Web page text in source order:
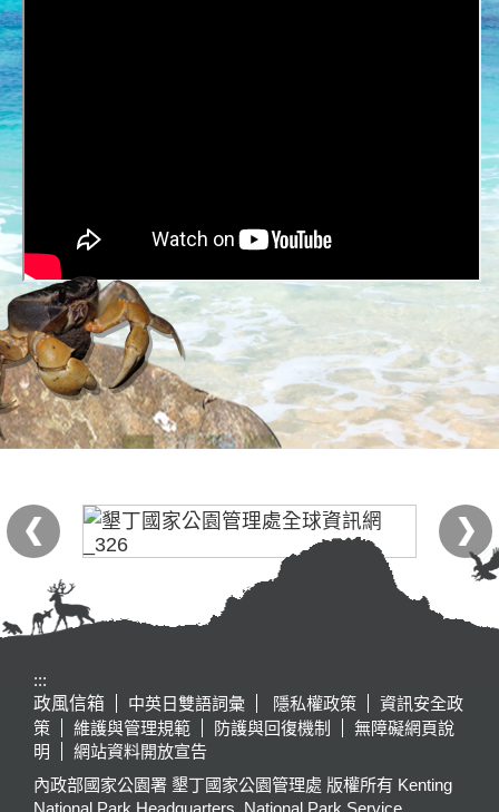
:::
政風信箱
中英日雙語詞彙 隱私權政策
資訊安全政
策
維護與管理規範 防護與回復機制
無障礙網頁說
明
網站資料開放宣告
內政部國家公園署 墾丁國家公園管理處 版權所有 Kenting
National Park Headquarters, National Park Service,